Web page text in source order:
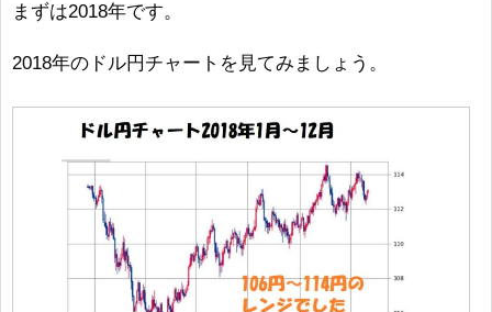
まずは2018年です。
2018年のドル円チャートを見てみましょう。